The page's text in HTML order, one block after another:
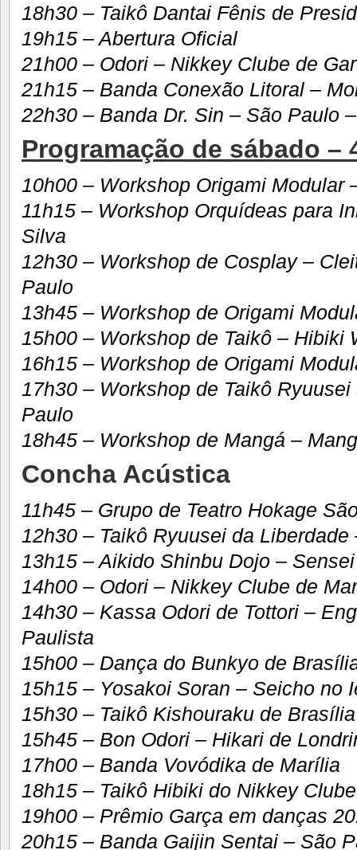
18h30 – Taikô Dantai Fênis de
19h15 – Abertura Oficial
21h00 – Odori – Nikkey Clube de
21h15 – Banda Conexão Litoral –
22h30 – Banda Dr. Sin – São Paulo
Programação de sábado –
10h00 – Workshop Origami Modular
11h15 – Workshop Orquídeas para
Silva
12h30 – Workshop de Cosplay –
Paulo
13h45 – Workshop de Origami
15h00 – Workshop de Taikô – Hibiki
16h15 – Workshop de Origami
17h30 – Workshop de Taikô
Paulo
18h45 – Workshop de Mangá –
Concha Acústica
11h45 – Grupo de Teatro Hokage
12h30 – Taikô Ryuusei da Liberdade
13h15 – Aikido Shinbu Dojo –
14h00 – Odori – Nikkey Clube de
14h30 – Kassa Odori de Tottori –
Paulista
15h00 – Dança do Bunkyo de
15h15 – Yosakoi Soran – Seicho no
15h30 – Taikô Kishouraku de Brasília
15h45 – Bon Odori – Hikari de
17h00 – Banda Vovódika de Marília
18h15 – Taikô Hibiki do Nikkey
19h00 – Prêmio Garça em danças
20h15 – Banda Gaijin Sentai – São